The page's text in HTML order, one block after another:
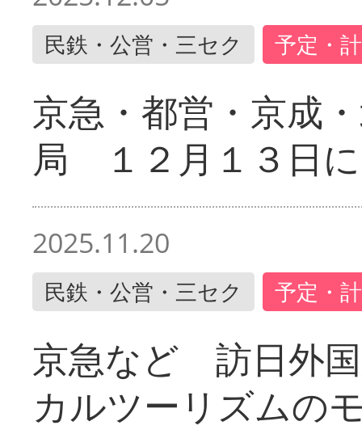
民鉄・公営・三セク 予定・
京急・都営・京成
局 １２月１３日
2025.11.20
民鉄・公営・三セク 予定・
京急など 訪日外
カルツーリズムの